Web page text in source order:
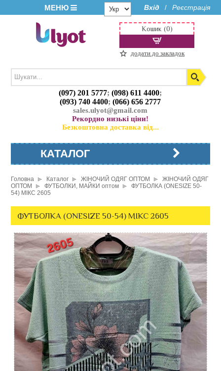
МЕНЮ Вхід / Реєстрація
(097) 201 5777;(098) 611 4400;
(093) 740 4400;(066) 656 2777
sales.ulyot@gmail.com
Рекордно низькі ціни!
Безкоштовна доставка від...
Кошик (0)
додати до закладок
КАТАЛОГ
Головна Каталог ЖІНОЧИЙ ОДЯГ ОПТОМ
ЖІНОЧИЙ ОДЯГ
ОПТОМ
ФУТБОЛКИ, МАЙКИ оптом
ФУТБОЛКА (ONESIZE 50-
54) МІКС 2605
ФУТБОЛКА (ONESIZE 50-54) МІКС 2605